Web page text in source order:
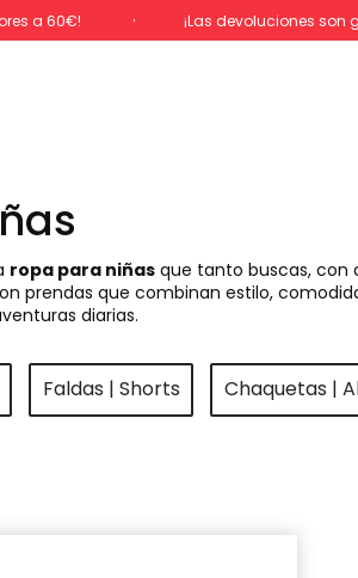
a 60€! ¡Las devoluciones son
Total
ropa para niñas que tanto buscas, con
prendas que combinan estilo,
diarias.
Faldas | Shorts Chaquetas |